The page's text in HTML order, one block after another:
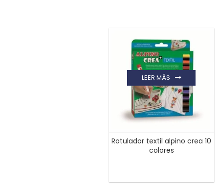
Rotulador textil alpino crea 10
colores
LEER MÁS